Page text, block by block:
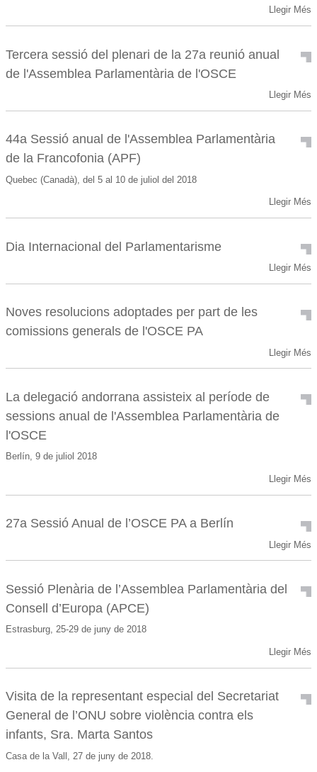
Llegir Més
Tercera sessió del plenari de la 27a reunió anual
de l'Assemblea Parlamentària de l'OSCE
Llegir Més
44a Sessió anual de l'Assemblea Parlamentària
de la Francofonia (APF)
Quebec (Canadà), del 5 al 10 de juliol del 2018
Llegir Més
Dia Internacional del Parlamentarisme
Llegir Més
Noves resolucions adoptades per part de les
comissions generals de l'OSCE PA
Llegir Més
La delegació andorrana assisteix al període de
sessions anual de l'Assemblea Parlamentària de
l'OSCE
Berlín, 9 de juliol 2018
Llegir Més
27a Sessió Anual de l’OSCE PA a Berlín
Llegir Més
Sessió Plenària de l’Assemblea Parlamentària del
Consell d’Europa (APCE)
Estrasburg, 25-29 de juny de 2018
Llegir Més
Visita de la representant especial del Secretariat
General de l’ONU sobre violència contra els
infants, Sra. Marta Santos
Casa de la Vall, 27 de juny de 2018.